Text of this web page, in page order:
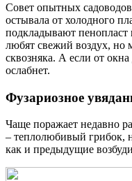
Совет опытных
остывала от холодного
подкладывают
любят свежий воздух, но
сквозняка. А если от
ослабнет.
Фузариозное
Чаще поражает недавно
– теплолюбивый грибок,
как и предыдущие